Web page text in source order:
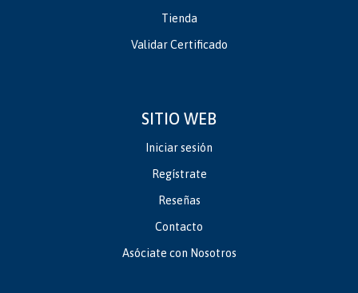
Tienda
Validar Certificado
SITIO WEB
Iniciar sesión
Regístrate
Reseñas
Contacto
Asóciate con Nosotros